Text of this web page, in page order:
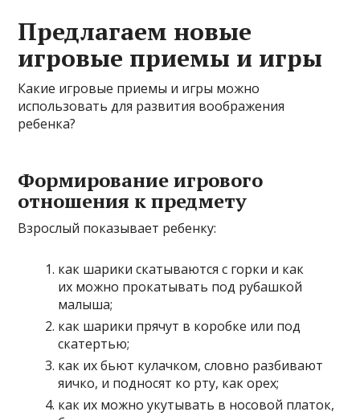
Предлагаем новые
игровые приемы и игры
Какие игровые приемы и игры можно
использовать для развития воображения
ребенка?
Формирование игрового
отношения к предмету
Взрослый показывает ребенку:
как шарики скатываются с горки и как
их можно прокатывать под рубашкой
малыша;
как шарики прячут в коробке или под
скатертью;
как их бьют кулачком, словно разбивают
яичко, и подносят ко рту, как орех;
как их можно укутывать в носовой платок,